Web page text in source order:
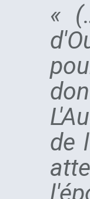
«
de